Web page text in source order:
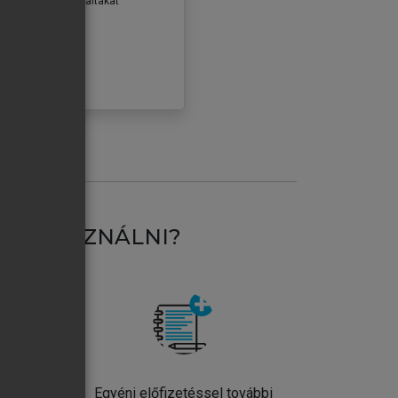
HASZNÁLNI?
Egyéni előfizetéssel további